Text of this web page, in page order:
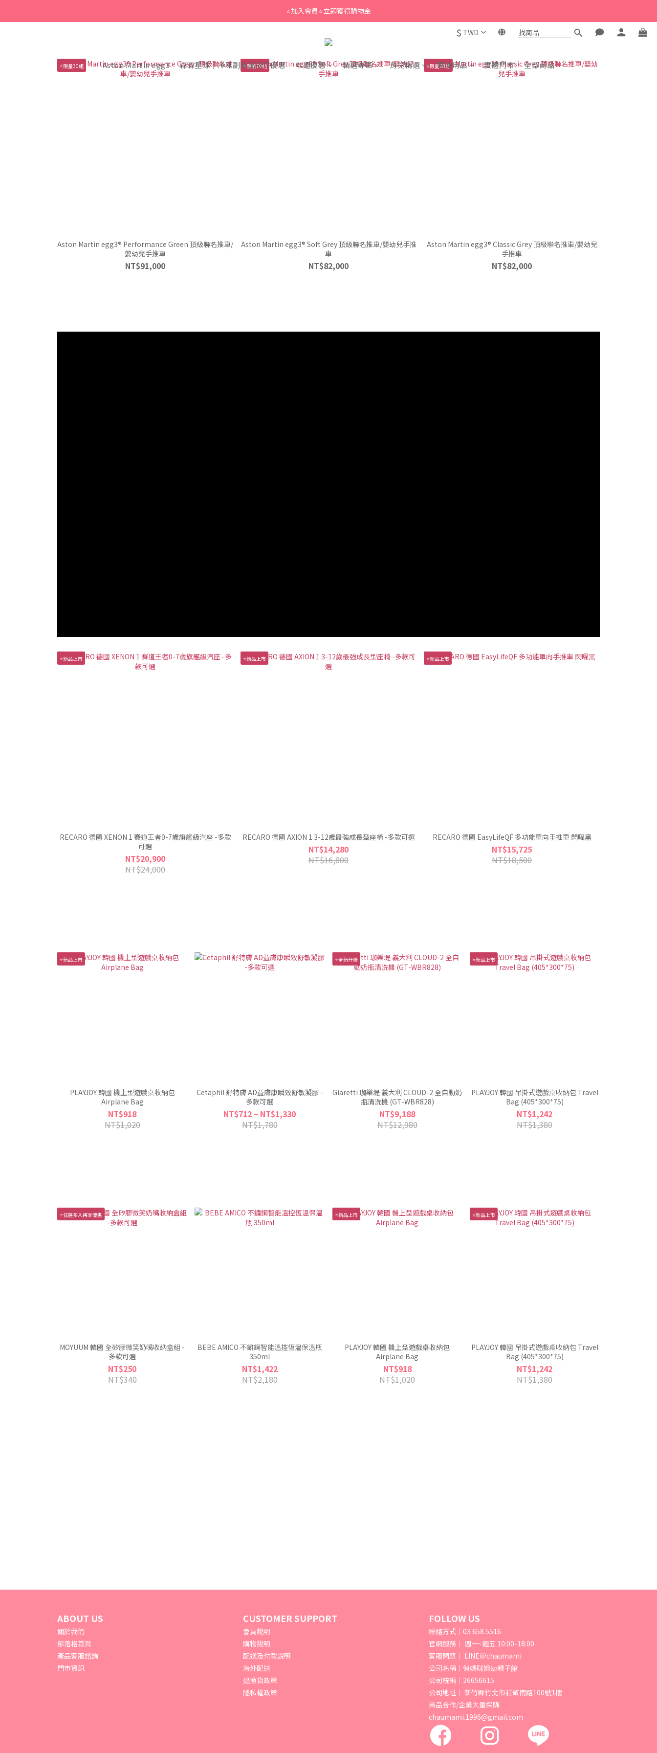
⭐加入會員⭐立即獲得購物金
$ TWD
Aston Martin egg3 森森星球｜冷凍副食品滿件優惠 本週優惠 精選專區 育兒精選 媽咪用品 實體門市 全部商品
⭐限量30組
Aston Martin egg3® Performance Green 頂級聯名推車/
嬰幼兒手推車
NT$91,000
⭐限量70組
Aston Martin egg3® Soft Grey 頂級聯名推車/嬰幼兒手推
車
NT$82,000
⭐限量68組
Aston Martin egg3® Classic Grey 頂級聯名推車/嬰幼兒
手推車
NT$82,000
⭐新品上市
RECARO 德國 XENON 1 賽道王者0-7歲旗艦級汽座 -多款
可選
NT$20,900
NT$24,000
⭐新品上市
RECARO 德國 AXION 1 3-12歲最強成長型座椅 -多款可選
NT$14,280
NT$16,800
⭐新品上市
RECARO 德國 EasyLifeQF 多功能單向手推車 閃曜黑
NT$15,725
NT$18,500
⭐新品上市
PLAYJOY 韓國 機上型遊戲桌收納包
Airplane Bag
NT$918
NT$1,020
Cetaphil 舒特膚 AD益膚康瞬效舒敏凝膠 -
多款可選
NT$712 ~ NT$1,330
NT$1,780
⭐全新升級
Giaretti 珈樂堤 義大利 CLOUD-2 全自動奶
瓶清洗機 (GT-WBR828)
NT$9,188
NT$12,980
⭐新品上市
PLAYJOY 韓國 吊掛式遊戲桌收納包 Travel
Bag (405*300*75)
NT$1,242
NT$1,380
⭐任選多入再享優惠
MOYUUM 韓國 全矽膠微笑奶嘴收納盒組 -
多款可選
NT$250
NT$340
BEBE AMICO 不鏽鋼智能溫控恆溫保溫瓶
350ml
NT$1,422
NT$2,180
⭐新品上市
PLAYJOY 韓國 機上型遊戲桌收納包
Airplane Bag
NT$918
NT$1,020
⭐新品上市
PLAYJOY 韓國 吊掛式遊戲桌收納包 Travel
Bag (405*300*75)
NT$1,242
NT$1,380
ABOUT US
關於我們
部落格首頁
產品客服諮詢
門市資訊
CUSTOMER SUPPORT
會員說明
購物說明
配送及付款說明
海外配送
退換貨政策
隱私權政策
FOLLOW US
聯絡方式｜03 658 5516
官網服務｜ 週一~週五 10:00-18:00
客服問題｜ LINE＠chaumami
公司名稱｜俏媽咪婦幼親子館
公司統編｜26656615
公司地址｜ 新竹縣竹北市莊敬南路100號1樓
商品合作/企業大量採購
chaumami.1996@gmail.com